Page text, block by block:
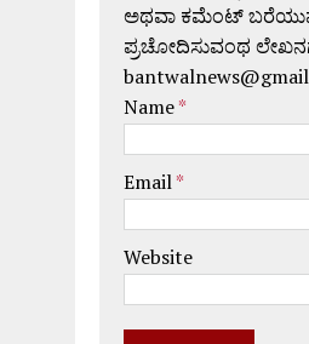
ಅಥವಾ ಕಮೆಂಟ್ ಬರೆಯುವ
ಪ್ರಚೋದಿಸುವಂಥ
Name*
Email*
Website